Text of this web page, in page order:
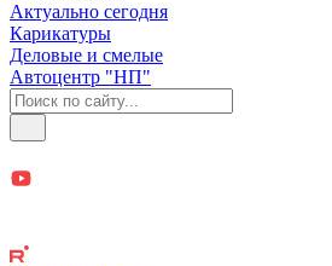
Актуально сегодня
Карикатуры
Деловые и смелые
Автоцентр "НП"